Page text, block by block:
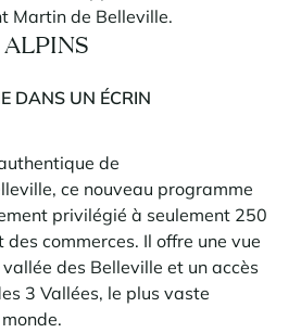
station
pleinement de l'animation et
être en montagne
Martin de Belleville.
DANS UN ÉCRIN
de
ce nouveau programme
privilégié à seulement 250
commerces. Il offre une vue
des Belleville et un accès
3 Vallées, le plus vaste